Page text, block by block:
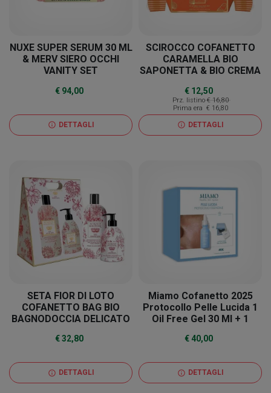
NUXE SUPER SERUM 30 ML
& MERV SIERO OCCHI
VANITY SET
€ 94,00
info DETTAGLI
SCIROCCO COFANETTO
CARAMELLA BIO
SAPONETTA & BIO CREMA
BIO
€ 12,50
Prz. listino € 16,80
Prima era € 16,80
info DETTAGLI
SETA FIOR DI LOTO
COFANETTO BAG BIO
BAGNODOCCIA DELICATO
BIO CREMA FLUIDA CORPO
€ 32,80
info DETTAGLI
Miamo Cofanetto 2025
Protocollo Pelle Lucida 1
Oil Free Gel 30 Ml + 1
€ 40,00
info DETTAGLI